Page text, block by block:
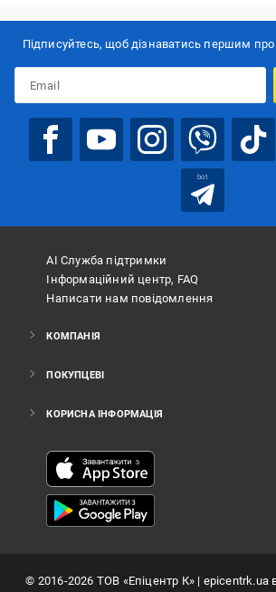
Підписуйтесь, щоб дізнаватись першим про
bot
АІ Служба підтримки
Інформаційний центр, FAQ
Написати нам повідомлення
КОМПАНІЯ
ПОКУПЦЕВІ
КОРИСНА ІНФОРМАЦІЯ
© 2016-2026 ТОВ «Епіцентр К»| epicentrk.ua